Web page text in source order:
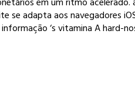
se adapta aos navegadores
‘s vitamina A